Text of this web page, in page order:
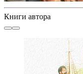
Книги автора